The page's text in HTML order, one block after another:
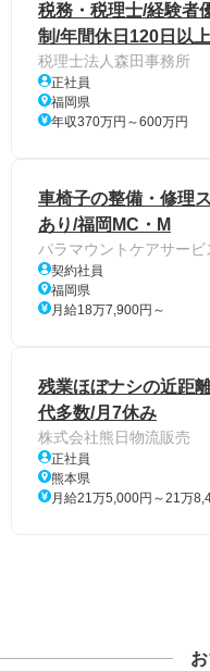
税務・税理士/経験者
制/年間休日120日以
税理士法人森田事務所
正社員
福岡県
年収370万円～600万円
車椅子の整備・修理
あり/福岡MC・M
パラマウントケアサー
契約社員
福岡県
月給18万7,900円～
残業ほぼナシの近距
代多数/月7休み
株式会社熊日物流販売
正社員
熊本県
月給21万5,000円～21万